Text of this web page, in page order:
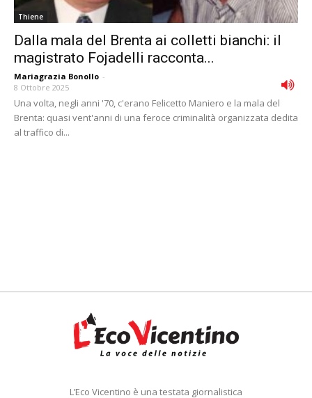
Thiene
Dalla mala del Brenta ai colletti bianchi: il
magistrato Fojadelli racconta...
Mariagrazia Bonollo -
8 Ottobre 2025
Una volta, negli anni '70, c'erano Felicetto Maniero e la mala del
Brenta: quasi vent'anni di una feroce criminalità organizzata dedita
al traffico di...
L’Eco Vicentino è una testata giornalistica